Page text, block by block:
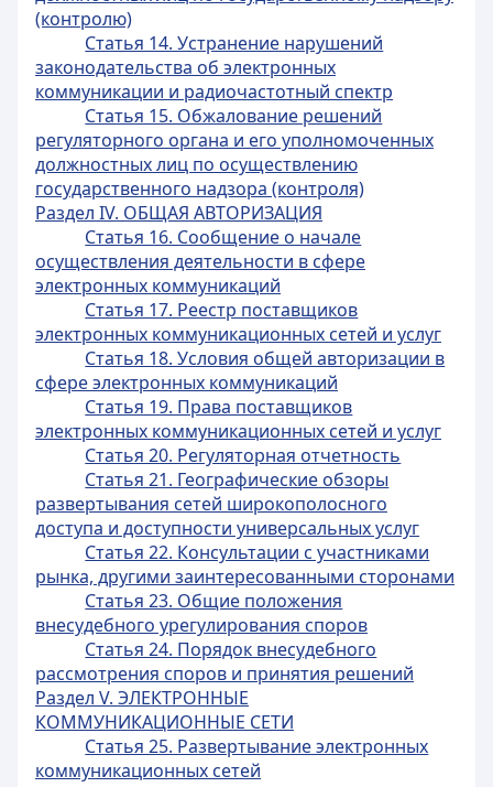
(контролю)
Статья 14. Устранение нарушений
законодательства об электронных
коммуникации и радиочастотный спектр
Статья 15. Обжалование решений
регуляторного органа и его уполномоченных
должностных лиц по осуществлению
государственного надзора (контроля)
Раздел IV. ОБЩАЯ АВТОРИЗАЦИЯ
Статья 16. Сообщение о начале
осуществления деятельности в сфере
электронных коммуникаций
Статья 17. Реестр поставщиков
электронных коммуникационных сетей и услуг
Статья 18. Условия общей авторизации в
сфере электронных коммуникаций
Статья 19. Права поставщиков
электронных коммуникационных сетей и услуг
Статья 20. Регуляторная отчетность
Статья 21. Географические обзоры
развертывания сетей широкополосного
доступа и доступности универсальных услуг
Статья 22. Консультации с участниками
рынка, другими заинтересованными сторонами
Статья 23. Общие положения
внесудебного урегулирования споров
Статья 24. Порядок внесудебного
рассмотрения споров и принятия решений
Раздел V. ЭЛЕКТРОННЫЕ
КОММУНИКАЦИОННЫЕ СЕТИ
Статья 25. Развертывание электронных
коммуникационных сетей